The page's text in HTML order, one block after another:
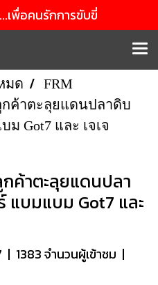
เพื่อคนรักการขับขี่
มด
FRM
ค้าตะลุยแดนปลาดิบ
Got7 และ เจเจ
ค้าตะลุยแดนปลา
แบมแบม Got7 และ
| 1383 จำนวนผู้เข้าชม |